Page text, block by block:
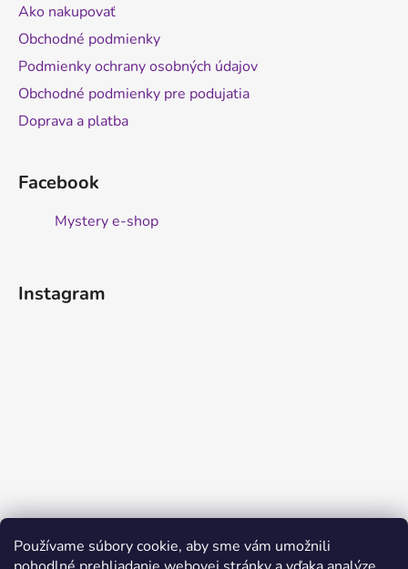
Používame súbory cookie, aby sme vám umožnili
Ako nakupovať
Obchodné podmienky
Podmienky ochrany osobných údajov
Obchodné podmienky pre podujatia
Doprava a platba
Facebook
Mystery e-shop
Instagram